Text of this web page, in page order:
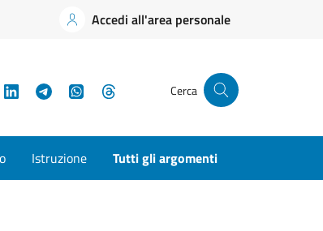
Accedi all'area personale
LinkedInTelegramWhatsApp Cerca
Istruzione Tutti gli argomenti